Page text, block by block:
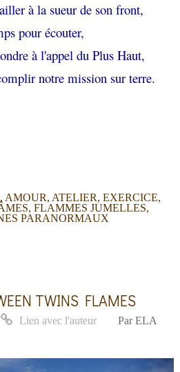
à la sueur de son front,
pour écouter,
à l'appel du Plus Haut,
notre mission sur terre.
, AMOUR, ATELIER, EXERCICE,
,FLAMMES JUMELLES,
PARANORMAUX
TWINS FLAMES
Lien avec l'auteur Par ELA